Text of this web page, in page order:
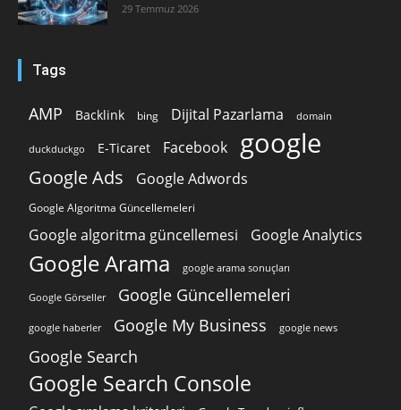
29 Temmuz 2026
Tags
AMP Backlink bing Dijital Pazarlama domain
duckduckgo E-Ticaret Facebook google
Google Ads Google Adwords
Google Algoritma Güncellemeleri
Google algoritma güncellemesi Google Analytics
Google Arama google arama sonuçları
Google Görseller Google Güncellemeleri
google haberler Google My Business google news
Google Search
Google Search Console